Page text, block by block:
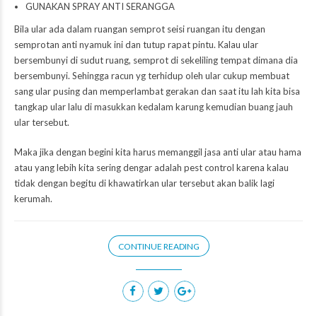
GUNAKAN SPRAY ANTI SERANGGA
Bila ular ada dalam ruangan semprot seisi ruangan itu dengan
semprotan anti nyamuk ini dan tutup rapat pintu. Kalau ular
bersembunyi di sudut ruang, semprot di sekeliling tempat dimana dia
bersembunyi. Sehingga racun yg terhidup oleh ular cukup membuat
sang ular pusing dan memperlambat gerakan dan saat itu lah kita bisa
tangkap ular lalu di masukkan kedalam karung kemudian buang jauh
ular tersebut.
Maka jika dengan begini kita harus memanggil jasa anti ular atau hama
atau yang lebih kita sering dengar adalah pest control karena kalau
tidak dengan begitu di khawatirkan ular tersebut akan balik lagi
kerumah.
CONTINUE READING